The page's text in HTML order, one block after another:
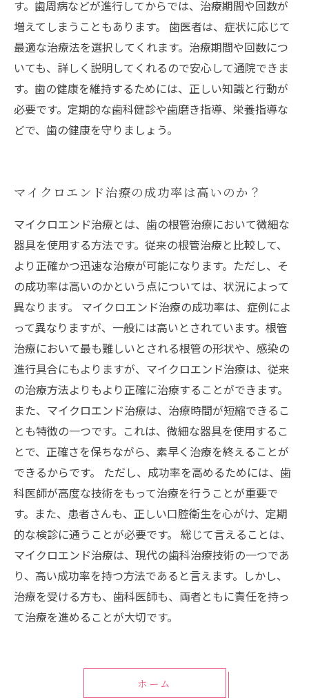
す。歯周病などが進行してからでは、治療期間や回数が
増えてしまうこともあります。 歯医者は、症状に応じて
最適な治療法を選択してくれます。治療期間や回数につ
いても、詳しく説明してくれるので安心して通院できま
す。歯の健康を維持するためには、正しい知識と行動が
必要です。定期的な歯科健診や歯磨き指導、栄養指導な
どで、歯の健康を守りましょう。
マイクロエンド治療の成功率は高いのか？
マイクロエンド治療とは、歯の根管治療において微細な
器具を使用する方法です。従来の根管治療と比較して、
より正確かつ迅速な治療が可能になります。ただし、そ
の成功率は高いのかという点については、状況によって
異なります。 マイクロエンド治療の成功率は、症例によ
って異なりますが、一般には高いとされています。根管
治療において最も難しいとされる根管の形状や、感染の
進行具合にもよりますが、マイクロエンド治療は、従来
の治療方法よりもより正確に治療することができます。
また、マイクロエンド治療は、治療時間が短縮できるこ
とも特徴の一つです。これは、微細な器具を使用するこ
とで、正確さを保ちながら、素早く治療を終えることが
できるからです。 ただし、成功率を高めるためには、歯
科医師が高度な技術をもって治療を行うことが重要で
す。また、患者さんも、正しい口腔衛生を心がけ、定期
的な検診に通うことが必要です。 総じて言えることは、
マイクロエンド治療は、現代の歯科治療技術の一つであ
り、高い成功率を持つ方法であると言えます。しかし、
治療を受ける方も、歯科医師も、両者ともに責任を持っ
て治療を進めることが大切です。
ホーム